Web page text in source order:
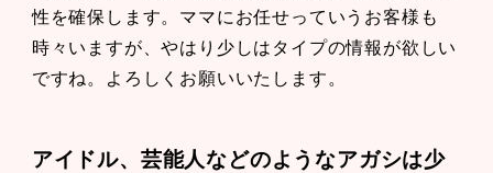
性を確保します。ママにお任せっていうお客様も
時々いますが、やはり少しはタイプの情報が欲しい
ですね。よろしくお願いいたします。
アイドル、芸能人などのようなアガシは少